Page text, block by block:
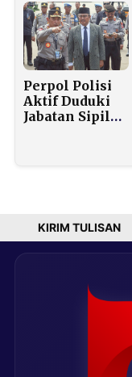
Persen Anak
Alami
Fatherless
Perpol Polisi
Aktif Duduki
Jabatan Sipil
KIRIM TULISAN